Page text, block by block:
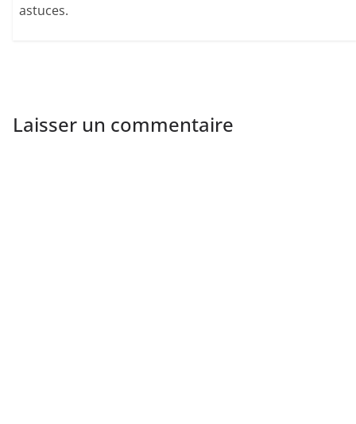
astuces.
Laisser un commentaire